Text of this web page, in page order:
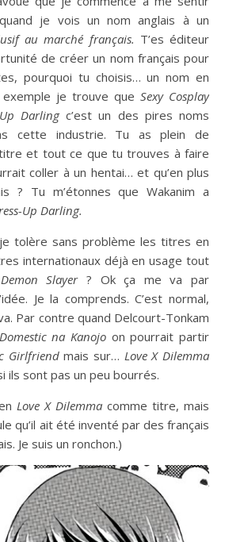
je vois un nom anglais à un
au marché français. T’es éditeur
de créer un nom français pour
pourquoi tu choisis… un nom en
je trouve que Sexy Cosplay
Darlingc’est un des pires noms
cette industrie. Tu as plein de
et tout ce que tu trouves à faire
coller à un hentai… et qu’en plus
? Tu m’étonnes que Wakanim a
Up Darling.
tolère sans problème les titres en
internationaux déjà en usage tout
Demon Slayer? Ok ça me va par
Je la comprends. C’est normal,
Par contre quand Delcourt-Tonkam
Domestic na Kanojoon pourrait partir
Girlfriendmais sur… Love X Dilemma
ils sont pas un peu bourrés.
Love X Dilemma comme titre, mais
qu’il ait été inventé par des français
Je suis un ronchon.)